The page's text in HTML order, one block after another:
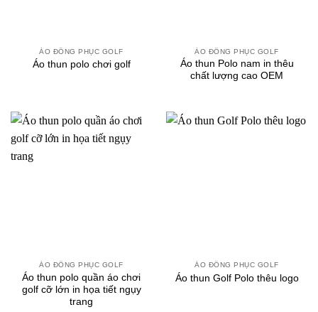
ÁO ĐỒNG PHỤC GOLF
Áo thun polo chơi golf
ÁO ĐỒNG PHỤC GOLF
Áo thun Polo nam in thêu
chất lượng cao OEM
ÁO ĐỒNG PHỤC GOLF
Áo thun polo quần áo chơi
golf cỡ lớn in họa tiết ngụy
trang
ÁO ĐỒNG PHỤC GOLF
Áo thun Golf Polo thêu logo